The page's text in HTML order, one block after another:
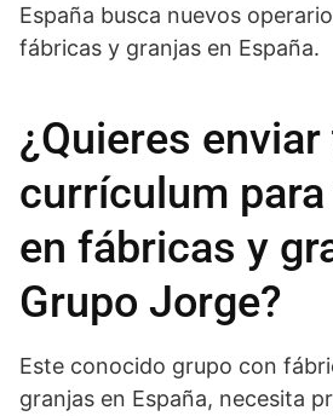
España busca nuevos
fábricas y granjas en España.
¿Quieres enviar
currículum
en fábricas y
Grupo Jorge?
Este conocido grupo con
granjas en España, necesita